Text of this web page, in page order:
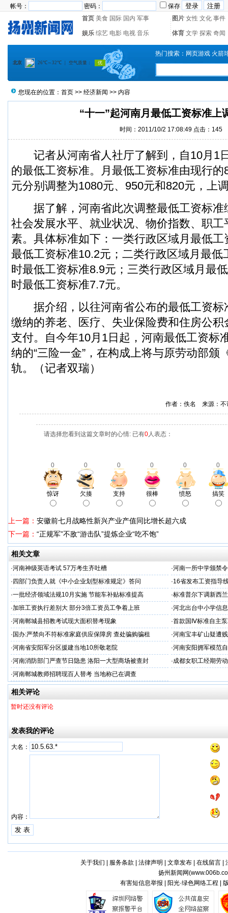
帐号： 密码：
保存
首页 美食 国际 国内 军事 图片 女性 文化 事件
娱乐 综艺 电影 电视 音乐 体育 文学 探索 奇闻
热门搜索： 网页游戏 火箭
您现在的位置： 首页 >> 经济新闻 >> 内容
“十一”起河南月最低工资标准上
时间：2011/10/2 17:08:49 点击： 145
记者从河南省人社厅了解到，自10月1
的最低工资标准。月最低工资标准由现行的
元分别调整为1080元、950元和820元，上
据了解，河南省此次调整最低工资标准
社会发展水平、就业状况、物价指数、职
素。具体标准如下：一类行政区域月最低
最低工资标准10.2元；二类行政区域月最低
时最低工资标准8.9元；三类行政区域月最
时最低工资标准7.7元。
据介绍，以往河南省公布的最低工资标
缴纳的养老、医疗、失业保险费和住房公
支付。自今年10月1日起，河南最低工资标
纳的“三险一金”，在构成上将与原劳动部颁
轨。（记者双瑞）
作者：佚名 来源：
请选择您看到这篇文章时的心情: 已有0人表态：
0 0 0 0 0 0
惊讶 欠揍 支持 很棒 愤怒 搞笑
上一篇： 安徽前七月战略性新兴产业产值同比增长超六成
下一篇： “正规军”不敌“游击队”提炼企业“吃不饱”
相关文章
·河南神级英语考试 57万考生齐吐槽 ·河南一所中学颁禁
· 四部门负责人就《中小企业划型标准规定》答问 ·16省发布工资指导
·一批经济领域法规10月实施 节能车补贴标准提高 ·标准普尔下调新西
·加班工资执行差别大 部分3倍工资员工争着上班 ·河北出台中小学信
·河南郸城县招教考试现大面积替考现象 ·首款国Ⅳ标准自主
· 国办:严禁向不符标准家庭供应保障房 查处骗购骗租 ·河南宝丰矿山疑遭
·河南省安阳军分区援建当地10所敬老院 ·河南安阳拥军模范
·河南消防部门严查节日隐患 洛阳一大型商场被查封 ·成都女职工经期劳
·河南郸城教师招聘现百人替考 当地称已在调查
相关评论
暂时还没有评论
发表我的评论
大名：
内容：
关于我们 服务条款 法律声明 文章发布| 在线留言|
扬州新闻网(
有害短信息举报 | 阳光·绿色网络工程 |